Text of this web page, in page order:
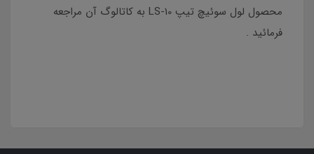
محصول لول سوئیچ تیپ LS-10 به کاتالوگ آن مراجعه
فرمائید .